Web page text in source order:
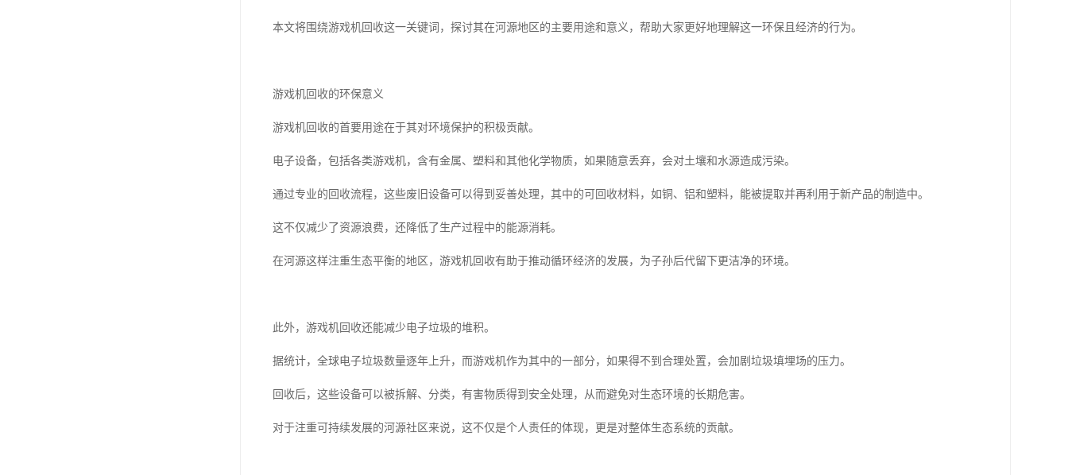
本文将围绕游戏机回收这一关键词，探讨其在河源地区的主要用途和意义，帮助大家更好地理解这一环保且经济的行为。
游戏机回收的环保意义
游戏机回收的首要用途在于其对环境保护的积极贡献。
电子设备，包括各类游戏机，含有金属、塑料和其他化学物质，如果随意丢弃，会对土壤和水源造成污染。
通过专业的回收流程，这些废旧设备可以得到妥善处理，其中的可回收材料，如铜、铝和塑料，能被提取并再利用于新产品的制造中。
这不仅减少了资源浪费，还降低了生产过程中的能源消耗。
在河源这样注重生态平衡的地区，游戏机回收有助于推动循环经济的发展，为子孙后代留下更洁净的环境。
此外，游戏机回收还能减少电子垃圾的堆积。
据统计，全球电子垃圾数量逐年上升，而游戏机作为其中的一部分，如果得不到合理处置，会加剧垃圾填埋场的压力。
回收后，这些设备可以被拆解、分类，有害物质得到安全处理，从而避免对生态环境的长期危害。
对于注重可持续发展的河源社区来说，这不仅是个人责任的体现，更是对整体生态系统的贡献。